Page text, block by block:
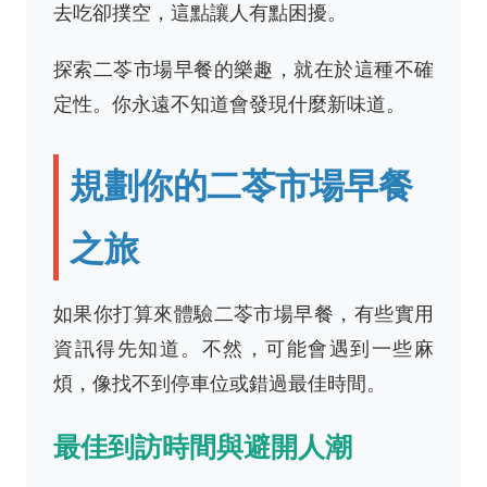
去吃卻撲空，這點讓人有點困擾。
探索二苓市場早餐的樂趣，就在於這種不確
定性。你永遠不知道會發現什麼新味道。
規劃你的二苓市場早餐
之旅
如果你打算來體驗二苓市場早餐，有些實用
資訊得先知道。不然，可能會遇到一些麻
煩，像找不到停車位或錯過最佳時間。
最佳到訪時間與避開人潮